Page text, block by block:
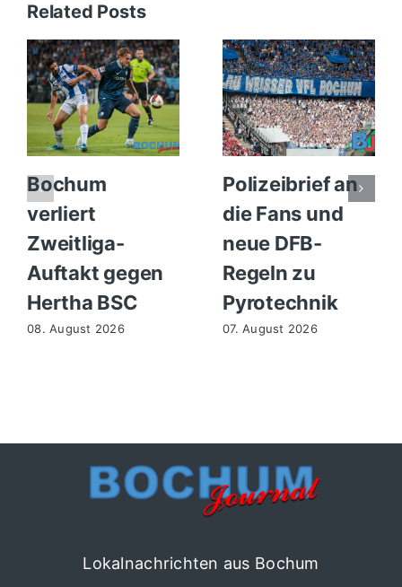
Related Posts
Bochum
verliert
Zweitliga-
Auftakt gegen
Hertha BSC
08. August 2026
Polizeibrief an
die Fans und
neue DFB-
Regeln zu
Pyrotechnik
07. August 2026
Lokalnachrichten aus Bochum